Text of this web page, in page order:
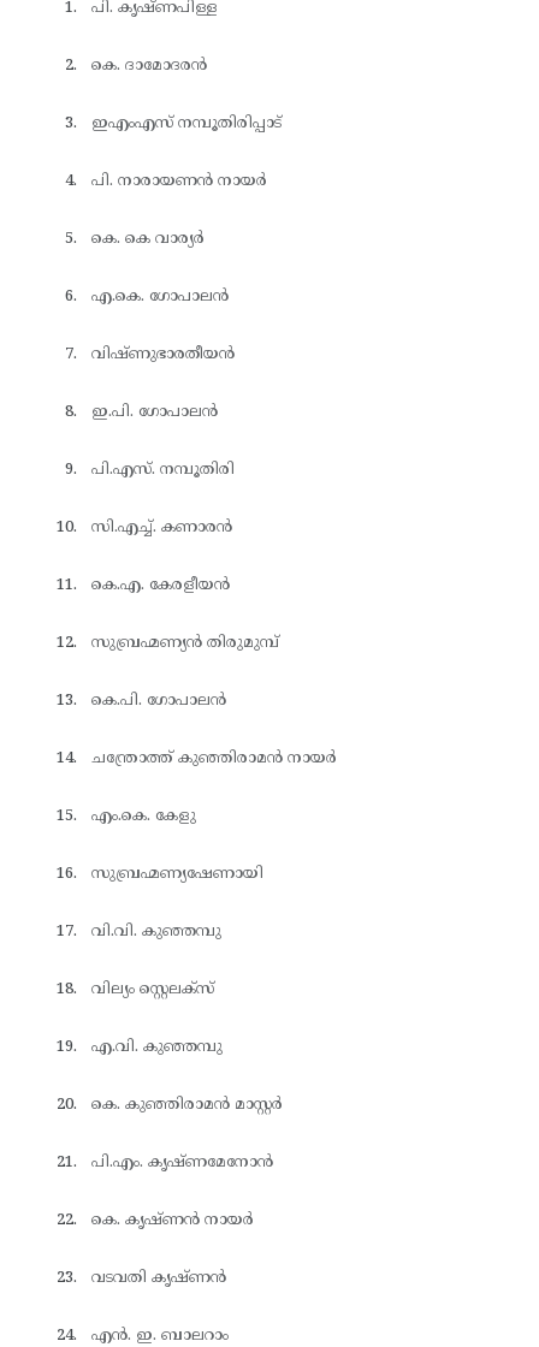
പി. കൃഷ്ണപിള്ള
കെ. ദാമോദരൻ
ഇഎംഎസ് നമ്പൂതിരിപ്പാട്
പി. നാരായണൻ നായർ
കെ. കെ വാര്യർ
എ.കെ. ഗോപാലൻ
വിഷ്ണുഭാരതീയൻ
ഇ.പി. ഗോപാലൻ
പി.എസ്. നമ്പൂതിരി
സി.എച്ച്. കണാരൻ
കെ.എ. കേരളീയൻ
സുബ്രഹ്മണ്യൻ തിരുമുമ്പ്
കെ.പി. ഗോപാലൻ
ചന്ത്രോത്ത് കുഞ്ഞിരാമൻ നായർ
എം.കെ. കേളു
സുബ്രഹ്മണ്യഷേണായി
വി.വി. കുഞ്ഞമ്പു
വില്യം സ്റ്റെലക്സ്
എ.വി. കുഞ്ഞമ്പു
കെ. കുഞ്ഞിരാമൻ മാസ്റ്റർ
പി.എം. കൃഷ്ണമേനോൻ
കെ. കൃഷ്ണൻ നായർ
വടവതി കൃഷ്ണൻ
എൻ. ഇ. ബാലറാം